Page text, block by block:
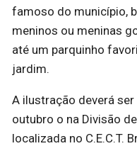
famoso do município,
meninos ou meninas
até um parquinho
jardim.
A ilustração deverá
outubro o na Divisão
localizada no C.E.C.T.